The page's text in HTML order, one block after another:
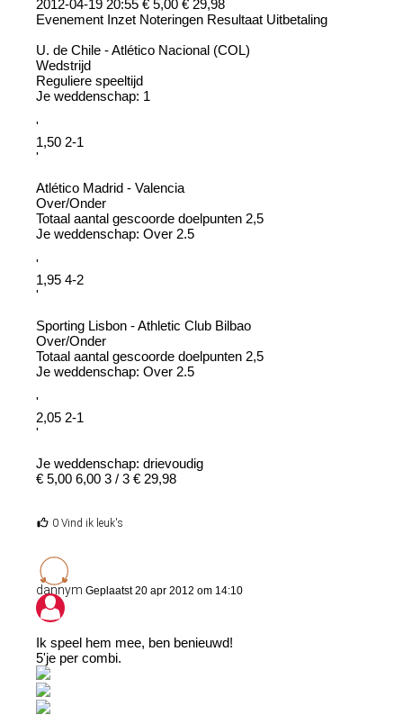
2012-04-19 20:55 € 5,00 € 29,98
Evenement Inzet Noteringen Resultaat Uitbetaling
U. de Chile - Atlético Nacional (COL)
Wedstrijd
Reguliere speeltijd
Je weddenschap: 1
'
1,50 2-1
'
Atlético Madrid - Valencia
Over/Onder
Totaal aantal gescoorde doelpunten 2,5
Je weddenschap: Over 2.5
'
1,95 4-2
'
Sporting Lisbon - Athletic Club Bilbao
Over/Onder
Totaal aantal gescoorde doelpunten 2,5
Je weddenschap: Over 2.5
'
2,05 2-1
'
Je weddenschap: drievoudig
€ 5,00 6,00 3 / 3 € 29,98
0 Vind ik leuk's
dannym Geplaatst 20 apr 2012 om 14:10
Ik speel hem mee, ben benieuwd!
5'je per combi.